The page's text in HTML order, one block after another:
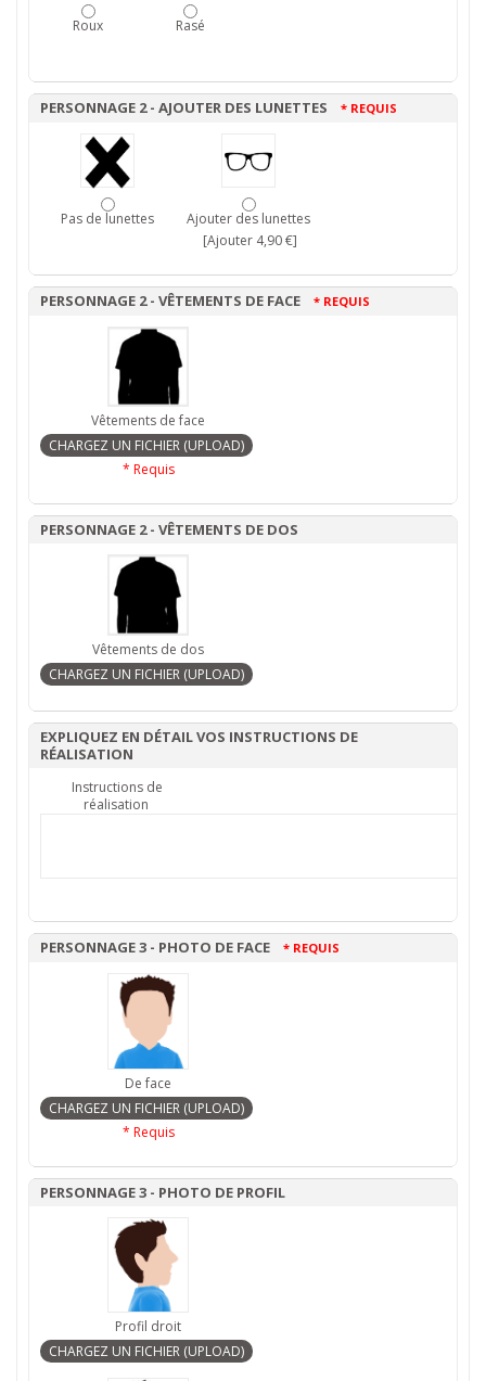
Roux Rasé
PERSONNAGE 2 - AJOUTER DES LUNETTES * REQUIS
Pas de lunettes
Ajouter des lunettes
[Ajouter 4,90 €]
PERSONNAGE 2 - VÊTEMENTS DE FACE * REQUIS
Vêtements de face
* Requis
PERSONNAGE 2 - VÊTEMENTS DE DOS
Vêtements de dos
EXPLIQUEZ EN DÉTAIL VOS INSTRUCTIONS DE
RÉALISATION
Instructions de
réalisation
PERSONNAGE 3 - PHOTO DE FACE * REQUIS
De face
* Requis
PERSONNAGE 3 - PHOTO DE PROFIL
Profil droit